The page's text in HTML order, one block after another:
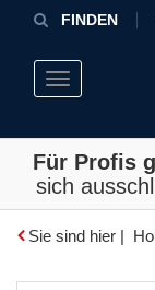
FINDEN
Toggle navigation
Für Profis
sich
Sie sind hier |